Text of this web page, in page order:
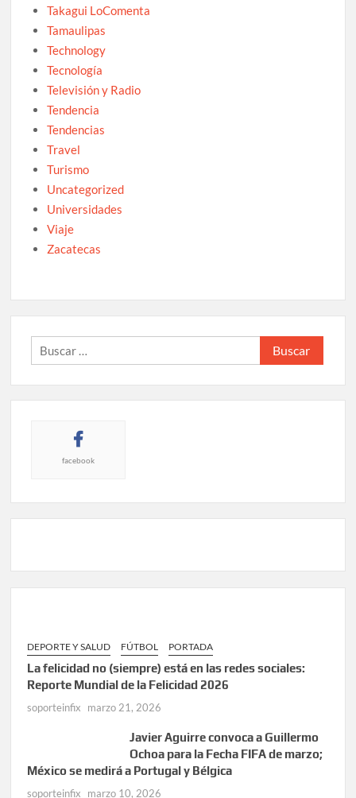
Takagui LoComenta
Tamaulipas
Technology
Tecnología
Televisión y Radio
Tendencia
Tendencias
Travel
Turismo
Uncategorized
Universidades
Viaje
Zacatecas
Buscar:
facebook
DEPORTE Y SALUD FÚTBOL PORTADA
La felicidad no (siempre) está en las redes sociales:
Reporte Mundial de la Felicidad 2026
soporteinfix marzo 21, 2026
Javier Aguirre convoca a Guillermo
Ochoa para la Fecha FIFA de marzo;
México se medirá a Portugal y Bélgica
soporteinfix marzo 10, 2026